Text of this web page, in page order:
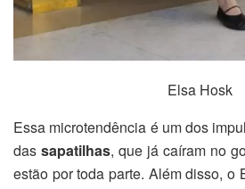
Elsa Hosk
Essa microtendência é um dos
das sapatilhas, que já caíram no
estão por toda parte. Além disso, o